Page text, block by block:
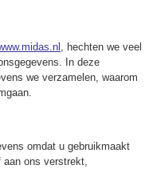
, hechten we veel
In deze
we verzamelen, waarom
omdat u gebruikmaakt
ons verstrekt,